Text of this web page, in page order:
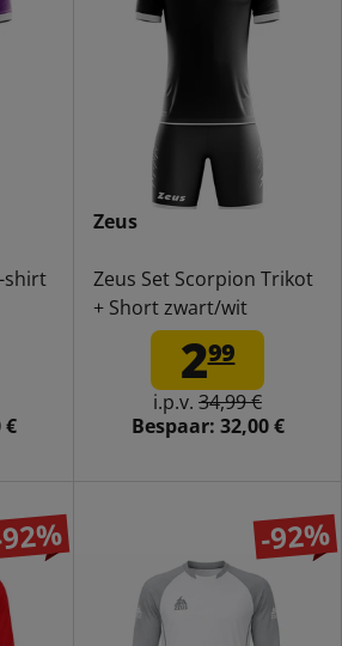
shirt
€
Zeus
Zeus Set Scorpion Trikot
+ Short zwart/wit
299
i.p.v. 34,99 €
Bespaar: 32,00 €
-92%